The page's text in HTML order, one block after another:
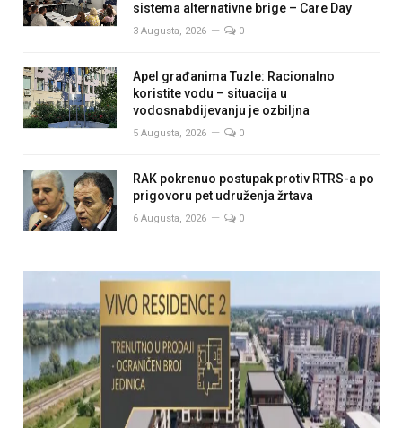
sistema alternativne brige – Care Day
3 Augusta, 2026 0
Apel građanima Tuzle: Racionalno
koristite vodu – situacija u
vodosnabdijevanju je ozbiljna
5 Augusta, 2026 0
RAK pokrenuo postupak protiv RTRS-a po
prigovoru pet udruženja žrtava
6 Augusta, 2026 0